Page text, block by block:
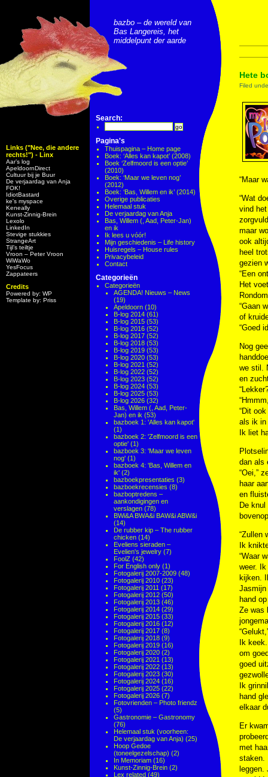
Links ("Nee, die andere
rechts!") - Linx
Aar’s log
ApeldoornDirect
Cultuur bij je Buur
De verjaardag van Anja
FOK!
IdiotBastard
ke's myspace
Keneally
Kunst-Zinnig-Brein
Lexolo
LinkedIn
Stevige stukkies
StrangeArt
Tijl’s teiltje
Vroon – Peter Vroon
WiWaWo
YesFocus
Zappateers
Credits
Powered by: WP
Template by: Priss
bazbo – de wereld van
Bas Langereis, het
middelpunt der aarde
Search:
Pagina's
Thuispagina – Home page
Boek: ‘Alles kan kapot’ (2008)
Boek ‘Zelfmoord is een optie’
(2010)
Boek: ‘Maar we leven nog’
(2012)
Boek: ‘Bas, Willem en ik’ (2014)
Overige publicaties
Helemaal stuk
De verjaardag van Anja
Bas, Willem (, Aad, Peter-Jan)
en ik
Ik lees u vóór!
Mijn geschiedenis – Life history
Huisregels – House rules
Privacybeleid
Contact
Categorieën
Categorieën
AGENDA! Nieuws – News
(19)
Apeldoorn (10)
B-log 2014 (61)
B-log 2015 (53)
B-log 2016 (52)
B-log 2017 (52)
B-log 2018 (53)
B-log 2019 (53)
B-log 2020 (53)
B-log 2021 (52)
B-log 2022 (52)
B-log 2023 (52)
B-log 2024 (53)
B-log 2025 (53)
B-log 2026 (32)
Bas, Willem (, Aad, Peter-
Jan) en ik (53)
bazboek 1: 'Alles kan kapot'
(1)
bazboek 2: 'Zelfmoord is een
optie' (1)
bazboek 3: 'Maar we leven
nog' (1)
bazboek 4: 'Bas, Willem en
ik' (2)
bazboekpresentaties (3)
bazboekrecensies (8)
bazboptredens –
aankondigingen en
verslagen (78)
BWi&A BWA&i BAW&i ABW&i
(14)
De rubber kip – The rubber
chicken (14)
Eveliens sieraden –
Evelien's jewelry (7)
FoolZ (42)
For English only (1)
Fotogalerij 2007-2009 (48)
Fotogalerij 2010 (23)
Fotogalerij 2011 (17)
Fotogalerij 2012 (50)
Fotogalerij 2013 (46)
Fotogalerij 2014 (29)
Fotogalerij 2015 (33)
Fotogalerij 2016 (12)
Fotogalerij 2017 (8)
Fotogalerij 2018 (9)
Fotogalerij 2019 (16)
Fotogalerij 2020 (2)
Fotogalerij 2021 (13)
Fotogalerij 2022 (13)
Fotogalerij 2023 (30)
Fotogalerij 2024 (16)
Fotogalerij 2025 (22)
Fotogalerij 2026 (7)
Fotovrienden – Photo friendz
(5)
Gastronomie – Gastronomy
(76)
Helemaal stuk (voorheen:
De verjaardag van Anja) (25)
Hoop Gedoe
(toneelgezelschap) (2)
In Memoriam (16)
Kunst-Zinnig-Brein (2)
Lex related (49)
Hete
Filed
“Maar
“Wat
vind
maar
ook
heel
gezien
“Een
Het
“Gaan
of
“Goed
Nog
we stil.
en
“Dit
als ik in
Ik liet
dan als
“Oei,”
haar
en
De
“Zullen
Ik
“Waar
weer.
kijken.
Jasmijn
hand
Ze was
Ik
om
goed
Ik
hand
elkaar
Er
met
staken.